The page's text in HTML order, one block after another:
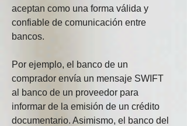
aceptan como una forma válida y
confiable de comunicación entre
bancos.
Por ejemplo, el banco de un
comprador envía un mensaje SWIFT
al banco de un proveedor para
informar de la emisión de un crédito
documentario. Asimismo, el banco del